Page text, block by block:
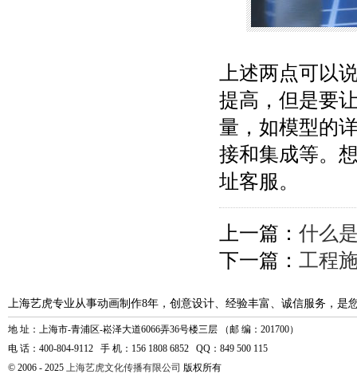
上述两点可以
提高，但是要
量，如模型的
接和集成等。
址客服。
上一篇： 什么
下一篇： 工程
上海艺虎专业从事动画制作8年，创意设计、经验丰富、诚信服务，是
地 址：上海市-青浦区-崧泽大道6066弄36号楼三层 （邮 编：201700）
电 话：400-804-9112 手 机：156 1808 6852 QQ：849 500 115
© 2006 - 2025 上海艺虎文化传播有限公司 版权所有